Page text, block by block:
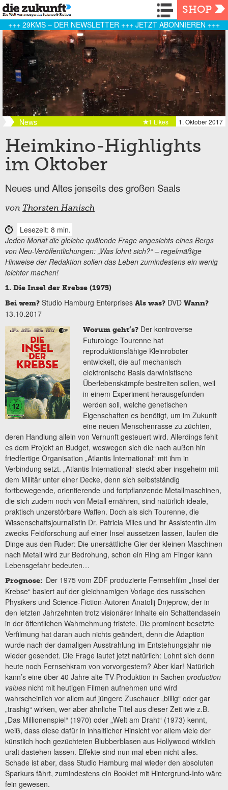
Navigation
SHOP
+++ 29KMS – DER NEWSLETTER +++ JETZT ABONNIEREN +++
News 1. Oktober 2017
1 Likes
Heimkino-Highlights
im Oktober
Neues und Altes jenseits des großen Saals
von Thorsten Hanisch
Lesezeit: 8 min.
Jeden Monat die gleiche quälende Frage angesichts eines Bergs
von Neu-Veröffentlichungen: „Was lohnt sich?“ – regelmäßige
Hinweise der Redaktion sollen das Leben zumindestens ein wenig
leichter machen!
1. Die Insel der Krebse (1975)
Bei wem? Studio Hamburg Enterprises Als was? DVD Wann?
13.10.2017
Worum geht’s? Der kontroverse
Futurologe Tourenne hat
reproduktionsfähige Kleinroboter
entwickelt, die auf mechanisch
elektronische Basis darwinistische
Überlebenskämpfe bestreiten sollen, weil
in einem Experiment herausgefunden
werden soll, welche genetischen
Eigenschaften es benötigt, um im Zukunft
eine neuen Menschenrasse zu züchten,
deren Handlung allein von Vernunft gesteuert wird. Allerdings fehlt
es dem Projekt an Budget, weswegen sich die nach außen hin
friedfertige Organisation „Atlantis International“ mit ihm in
Verbindung setzt. „Atlantis International“ steckt aber insgeheim mit
dem Militär unter einer Decke, denn sich selbstständig
fortbewegende, orientierende und fortpflanzende Metallmaschinen,
die sich zudem noch von Metall ernähren, sind natürlich ideale,
praktisch unzerstörbare Waffen. Doch als sich Tourenne, die
Wissenschaftsjournalistin Dr. Patricia Miles und ihr Assistentin Jim
zwecks Feldforschung auf einer Insel aussetzen lassen, laufen die
Dinge aus den Ruder: Die unersättliche Gier der kleinen Maschinen
nach Metall wird zur Bedrohung, schon ein Ring am Finger kann
Lebensgefahr bedeuten…
Prognose: Der 1975 vom ZDF produzierte Fernsehfilm „Insel der
Krebse“ basiert auf der gleichnamigen Vorlage des russischen
Physikers und Science-Fiction-Autoren Anatolij Dnjeprow, der in
den letzten Jahrzehnten trotz visionärer Inhalte ein Schattendasein
in der öffentlichen Wahrnehmung fristete. Die prominent besetzte
Verfilmung hat daran auch nichts geändert, denn die Adaption
wurde nach der damaligen Ausstrahlung im Entstehungsjahr nie
wieder gesendet. Die Frage lautet jetzt natürlich: Lohnt sich denn
heute noch Fernsehkram von vorvorgestern? Aber klar! Natürlich
kann’s eine über 40 Jahre alte TV-Produktion in Sachen production
values nicht mit heutigen Filmen aufnehmen und wird
wahrscheinlich vor allem auf jüngere Zuschauer „billig“ oder gar
„trashig“ wirken, wer aber ähnliche Titel aus dieser Zeit wie z.B.
„Das Millionenspiel“ (1970) oder „Welt am Draht“ (1973) kennt,
weiß, dass diese dafür in inhaltlicher Hinsicht vor allem viele der
künstlich hoch gezüchteten Blubberblasen aus Hollywood wirklich
uralt dastehen lassen. Effekte sind nun mal eben nicht alles.
Schade ist aber, dass Studio Hamburg mal wieder den absoluten
Sparkurs fährt, zumindestens ein Booklet mit Hintergrund-Info wäre
fein gewesen.